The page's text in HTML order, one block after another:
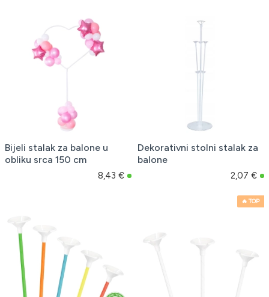
Bijeli stalak za balone u
obliku srca 150 cm
8,43 €
Dekorativni stolni stalak za
balone
2,07 €
🔥 TOP